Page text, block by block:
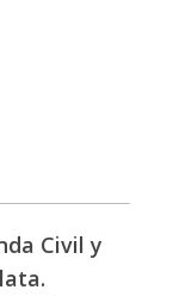
Civil y